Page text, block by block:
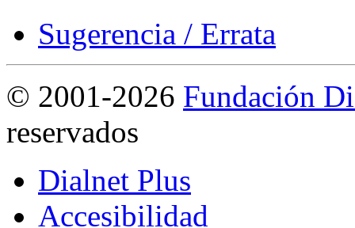
Sugerencia / Errata
© 2001-2026 Fundación
reservados
Dialnet Plus
Accesibilidad